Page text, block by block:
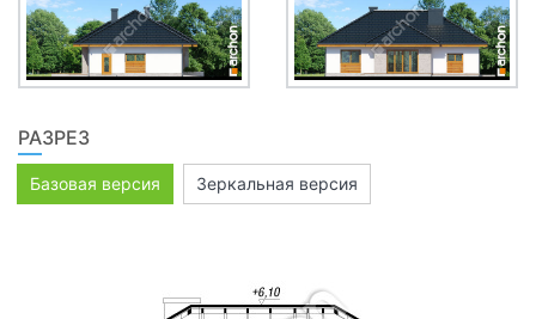
РАЗРЕЗ
Базовая версия Зеркальная версия